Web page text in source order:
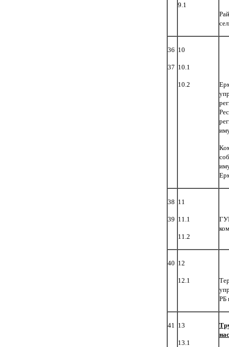
9.1
36
37
10
10.1
10.2
38
39
11
11.1
11.2
40 12
12.1
РБ
41 13
13.1